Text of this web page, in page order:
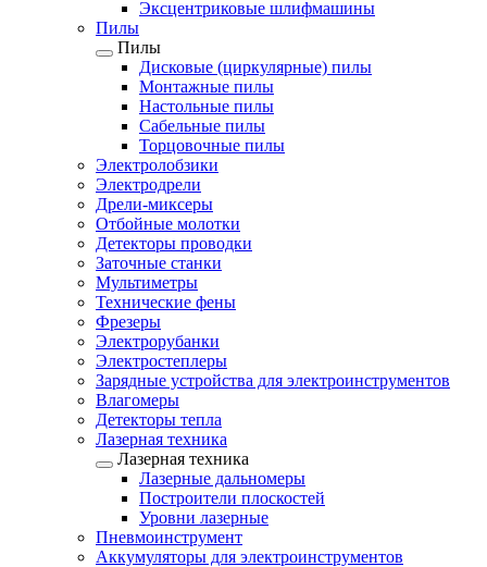
Эксцентриковые шлифмашины
Пилы
Пилы
Дисковые (циркулярные) пилы
Монтажные пилы
Настольные пилы
Сабельные пилы
Торцовочные пилы
Электролобзики
Электродрели
Дрели-миксеры
Отбойные молотки
Детекторы проводки
Заточные станки
Мультиметры
Технические фены
Фрезеры
Электрорубанки
Электростеплеры
Зарядные устройства для электроинструментов
Влагомеры
Детекторы тепла
Лазерная техника
Лазерная техника
Лазерные дальномеры
Построители плоскостей
Уровни лазерные
Пневмоинструмент
Аккумуляторы для электроинструментов